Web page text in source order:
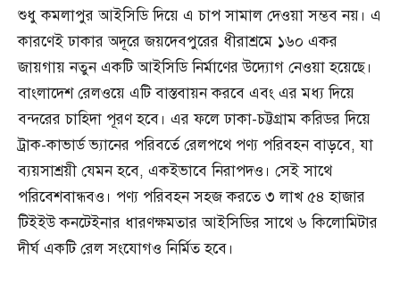
শুধু কমলাপুর আইসিডি দিয়ে এ চাপ সামাল দেওয়া সম্ভব নয়। এ
কারণেই ঢাকার অদূরে জয়দেবপুরের ধীরাশ্রমে ১৬০ একর
জায়গায় নতুন একটি আইসিডি নির্মাণের উদ্যোগ নেওয়া হয়েছে।
বাংলাদেশ রেলওয়ে এটি বাস্তবায়ন করবে এবং এর মধ্য দিয়ে
বন্দরের চাহিদা পূরণ হবে। এর ফলে ঢাকা-চট্টগ্রাম করিডর দিয়ে
ট্রাক-কাভার্ড ভ্যানের পরিবর্তে রেলপথে পণ্য পরিবহন বাড়বে, যা
ব্যয়সাশ্রয়ী যেমন হবে, একইভাবে নিরাপদও। সেই সাথে
পরিবেশবান্ধবও। পণ্য পরিবহন সহজ করতে ৩ লাখ ৫৪ হাজার
টিইইউ কনটেইনার ধারণক্ষমতার আইসিডির সাথে ৬ কিলোমিটার
দীর্ঘ একটি রেল সংযোগও নির্মিত হবে।